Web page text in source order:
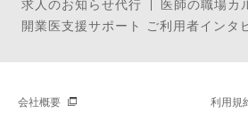
求人のお知らせ代行
医師の職場カ
開業医支援サポート ご利用者インタ
会社概要 利用規